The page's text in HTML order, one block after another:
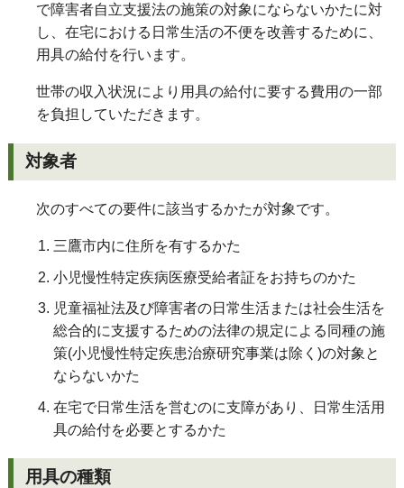
で障害者自立支援法の施策の対象にならないかたに対
し、在宅における日常生活の不便を改善するために、
用具の給付を行います。
世帯の収入状況により用具の給付に要する費用の一部
を負担していただきます。
対象者
次のすべての要件に該当するかたが対象です。
三鷹市内に住所を有するかた
小児慢性特定疾病医療受給者証をお持ちのかた
児童福祉法及び障害者の日常生活または社会生活を
総合的に支援するための法律の規定による同種の施
策(小児慢性特定疾患治療研究事業は除く)の対象と
ならないかた
在宅で日常生活を営むのに支障があり、日常生活用
具の給付を必要とするかた
用具の種類